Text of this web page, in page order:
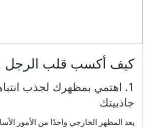
كيف أكسب قلب الرجل
1. اهتمي بمظهرك لجذب
جاذبيتك
يعد المظهر الخارجي واحدًا من الأمور